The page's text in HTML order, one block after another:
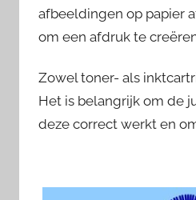
afbeeldingen op papier
om een afdruk te
Zowel toner- als
Het is belangrijk om de
deze correct werkt en